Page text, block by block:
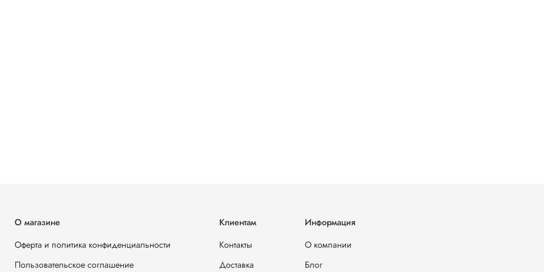
О магазине
Оферта и политика конфиденциальности
Пользовательское соглашение
Клиентам
Контакты
Доставка
Информация
О компании
Блог